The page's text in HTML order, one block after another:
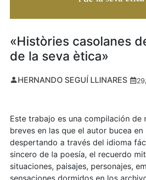
«Històries casolanes
de la seva ètica»
HERNANDO SEGUÍ LLINARES
Este trabajo es una compilación de
breves en las que el autor bucea en
despertando a través del idioma
sincero de la poesía, el recuerdo
situaciones, paisajes, personajes,
sensaciones dormidos en los